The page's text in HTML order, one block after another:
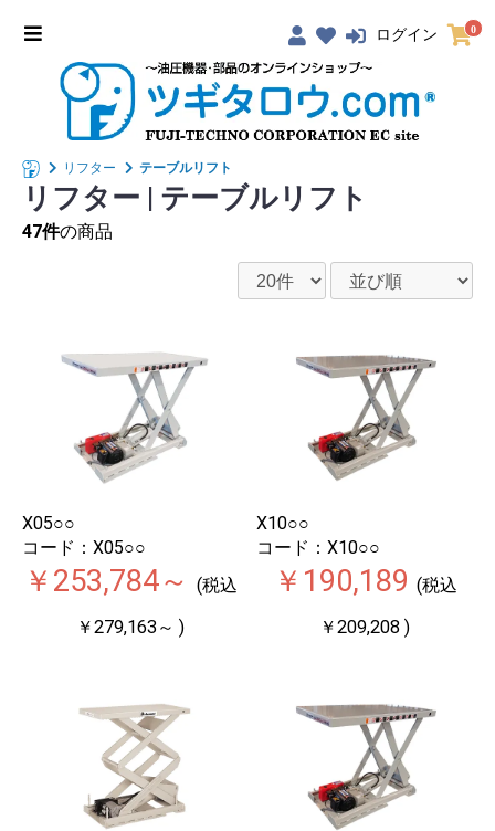
ログイン 0
リフター テーブルリフト
リフター | テーブルリフト
47件の商品
X05○○
コード：X05○○
￥253,784～
(税込
￥279,163～ )
X10○○
コード：X10○○
￥190,189 (税込
￥209,208 )